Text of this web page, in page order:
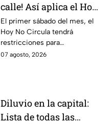
calle! Así aplica el Hoy
No Circula el primer
sábado del mes
El primer sábado del mes, el
Hoy No Circula tendrá
restricciones para
determinados vehículos en la
07 agosto, 2026
Diluvio en la capital:
Lista de todas las